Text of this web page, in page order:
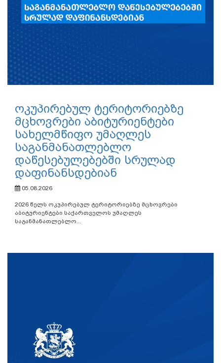
ოკუპირებულ ტერიტორიებზე
მცხოვრები აბიტურიენტები
სახელმწიფო უმაღლეს
საგანმანათლებლო
დაწესებულებებში სრულად
დაფინანსდებიან
05.08.2026
2026 წელს ოკუპირებულ ტერიტორიებზე მცხოვრები
აბიტურიენტები საქართველოს უმაღლეს
საგანმანათლებლო...